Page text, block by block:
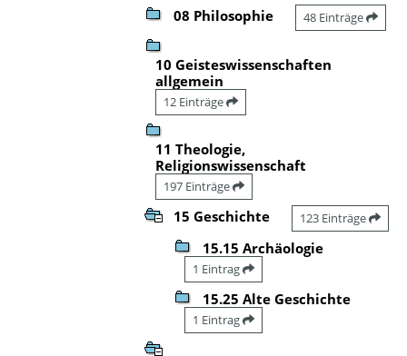
08 Philosophie 48 Einträge
10 Geisteswissenschaften
allgemein
12 Einträge
11 Theologie,
Religionswissenschaft
197 Einträge
15 Geschichte 123 Einträge
15.15 Archäologie
1 Eintrag
15.25 Alte Geschichte
1 Eintrag